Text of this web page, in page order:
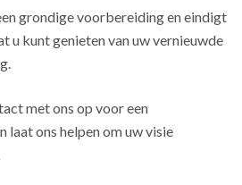
grondige voorbereiding en eindigt
u kunt genieten van uw vernieuwde
met ons op voor een
laat ons helpen om uw visie